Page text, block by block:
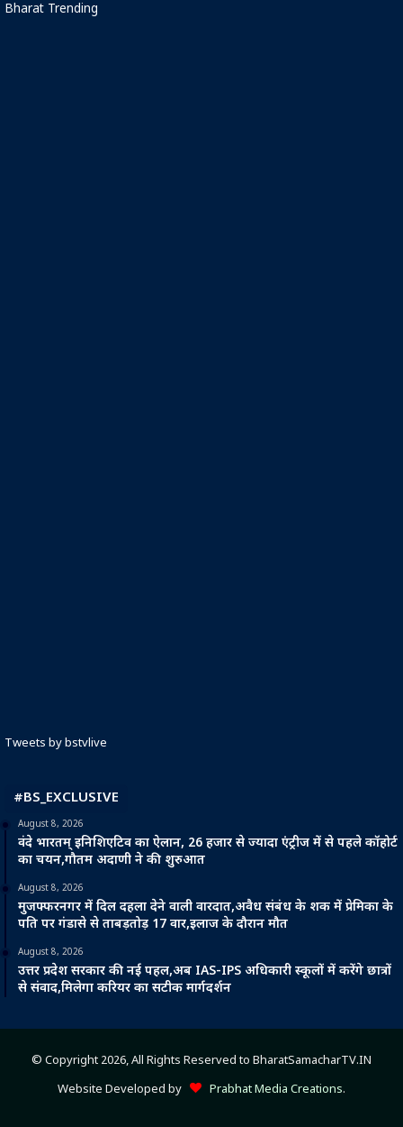
Bharat Trending
Tweets by bstvlive
#BS_EXCLUSIVE
August 8, 2026
वंदे भारतम् इनिशिएटिव का ऐलान, 26 हजार से ज्यादा एंट्रीज में से पहले कॉहोर्ट
का चयन,गौतम अदाणी ने की शुरुआत
August 8, 2026
मुजफ्फरनगर में दिल दहला देने वाली वारदात,अवैध संबंध के शक में प्रेमिका के
पति पर गंडासे से ताबड़तोड़ 17 वार,इलाज के दौरान मौत
August 8, 2026
उत्तर प्रदेश सरकार की नई पहल,अब IAS-IPS अधिकारी स्कूलों में करेंगे छात्रों
से संवाद,मिलेगा करियर का सटीक मार्गदर्शन
© Copyright 2026, All Rights Reserved to BharatSamacharTV.IN
Website Developed by
Prabhat Media Creations.